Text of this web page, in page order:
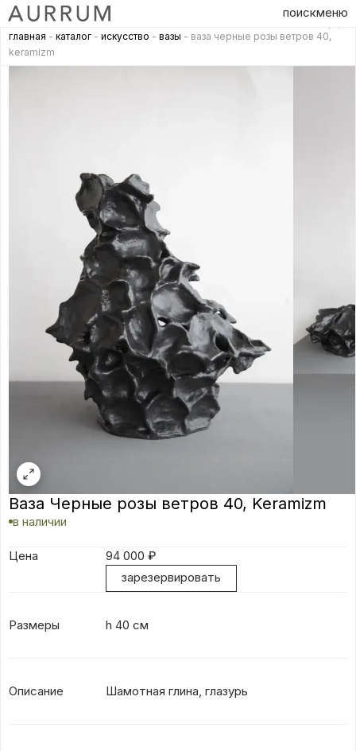
поискменю
главная - каталог - искусство - вазы - ваза черные розы ветров 40,
keramizm
Ваза Черные розы ветров 40, Keramizm
в наличии
Цена 94 000 ₽
зарезервировать
Размеры h 40 см
Описание Шамотная глина, глазурь